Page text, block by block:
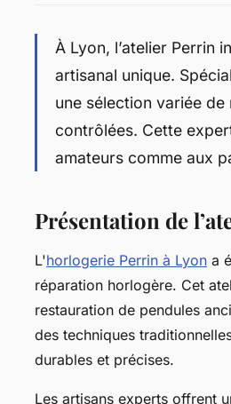
À Lyon, l’atelier Perrin
artisanal unique.
une sélection variée
contrôlées. Cette
amateurs comme aux
Présentation de
L'horlogerie Perrin à Lyon a
réparation horlogère. Cet
restauration de pendules
des techniques
durables et précises.
Les artisans experts offrent